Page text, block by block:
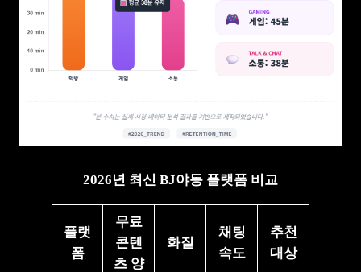
2026년 최신 BJ야동 플랫폼 비교
플랫
폼
무료
콘텐
츠 양
화질
채팅
속도
추천
대상